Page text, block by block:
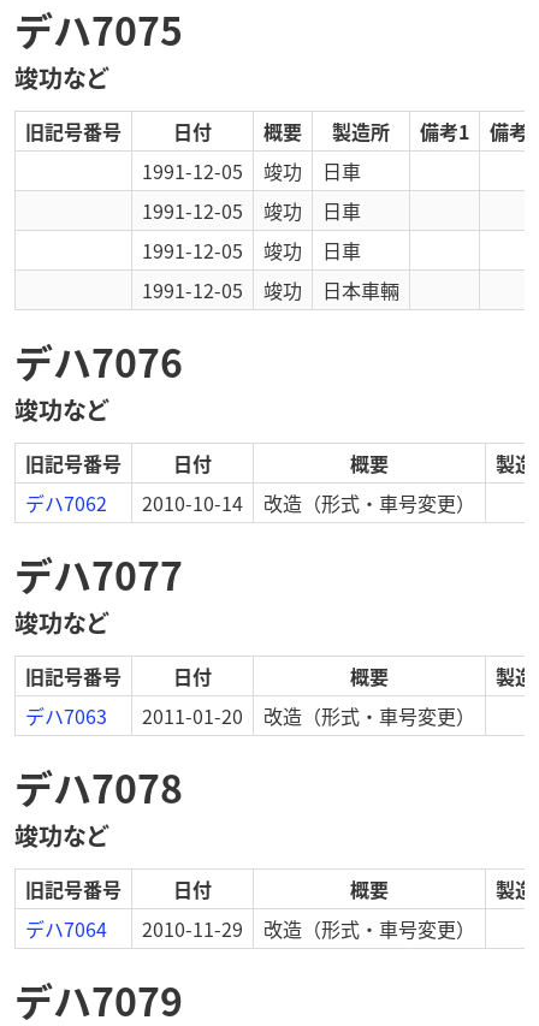
デハ7075
竣功など
旧記号番号 日付 概要 製造所 備考1
備考2
1991-12-05
竣功
日車
1991-12-05
竣功
日車
1991-12-05
竣功
日車
1991-12-05
竣功 日本車輛
デハ7076
竣功など
旧記号番号 日付 概要
製
デハ7062
2010-10-14 改造 （形式・車号変更）
デハ7077
竣功など
旧記号番号 日付 概要
製
デハ7063
2011-01-20 改造 （形式・車号変更）
デハ7078
竣功など
旧記号番号 日付 概要
製
デハ7064
2010-11-29 改造 （形式・車号変更）
デハ7079